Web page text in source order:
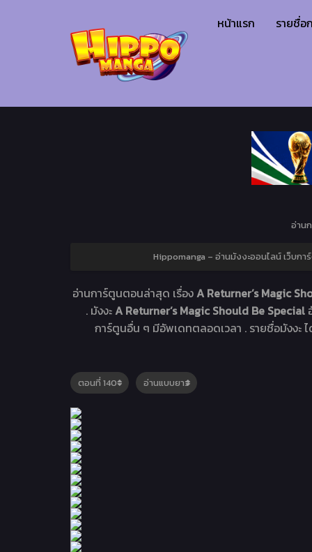
หน้าแรก รายชื่อ
อ่าน
Hippomanga – อ่านมังงะออนไลน์ เว็บก
อ่านการ์ตูนตอนล่าสุด เรื่องA Returner’s Magic
. มังงะA Returner’s Magic Should Be Special
การ์ตูนอื่น ๆ มีอัพเดทตลอดเวลา . รายชื่อมังงะ